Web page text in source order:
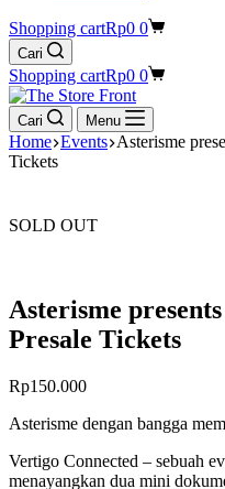
Shopping cartRp0 0
Cari
Shopping cartRp0 0
Cari Menu
Home Events Asterisme
Tickets
SOLD OUT
Asterisme
Presale Tickets
Rp150.000
Asterisme dengan bangga
Vertigo Connected – sebuah
menayangkan dua mini